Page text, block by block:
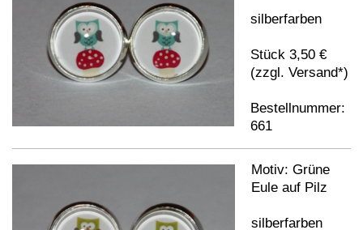
silberfarben
Stück 3,50 €
(zzgl. Versand*)
Bestellnummer:
661
Motiv: Grüne
Eule auf Pilz
silberfarben